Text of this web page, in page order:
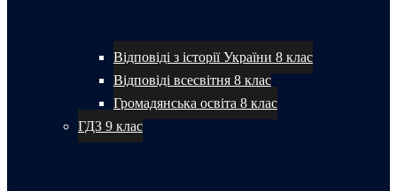
Відповіді з історії України 8 клас
Відповіді всесвітня 8 клас
Громадянська освіта 8 клас
ГДЗ 9 клас